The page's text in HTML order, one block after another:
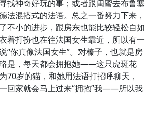
找神奇好玩的事；或者跟闺蜜去布鲁塞
法混搭式的法语。总之一番努力下来，
不小的进步，跟房东也能比较轻松自如
着打扮也在往法国女生靠近，所以有一
“你真像法国女生”。对榛子，也就是房
是，每天都会拥抱她——这只虎斑花
70岁的猫，和她用法语打招呼聊天，
回家就会马上过来“拥抱”我——所以我